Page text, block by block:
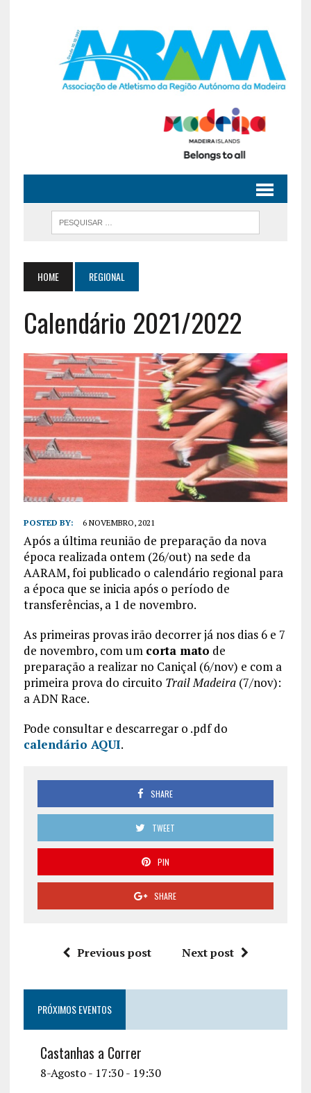
HOME REGIONAL
Calendário 2021/2022
POSTED BY: 6 NOVEMBRO, 2021
Após a última reunião de preparação da nova
época realizada ontem (26/out) na sede da
AARAM, foi publicado o calendário regional para
a época que se inicia após o período de
transferências, a 1 de novembro.
As primeiras provas irão decorrer já nos dias 6 e 7
de novembro, com um corta mato de
preparação a realizar no Caniçal (6/nov) e com a
primeira prova do circuito Trail Madeira(7/nov):
a ADN Race.
Pode consultar e descarregar o .pdf do
calendário AQUI.
SHARE
TWEET
PIN
SHARE
Previous post Next post
PRÓXIMOS EVENTOS
Castanhas a Correr
8-Agosto - 17:30- 19:30